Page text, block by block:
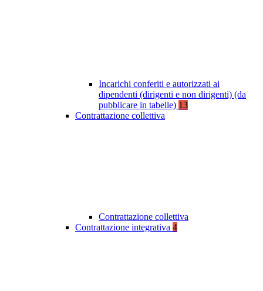
Incarichi conferiti e autorizzati ai
dipendenti (dirigenti e non dirigenti) (da
pubblicare in tabelle) 13
Contrattazione collettiva
Contrattazione collettiva
Contrattazione integrativa 4